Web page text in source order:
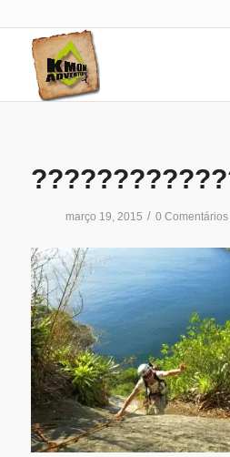
março 19, 2015 / 0 Comentários